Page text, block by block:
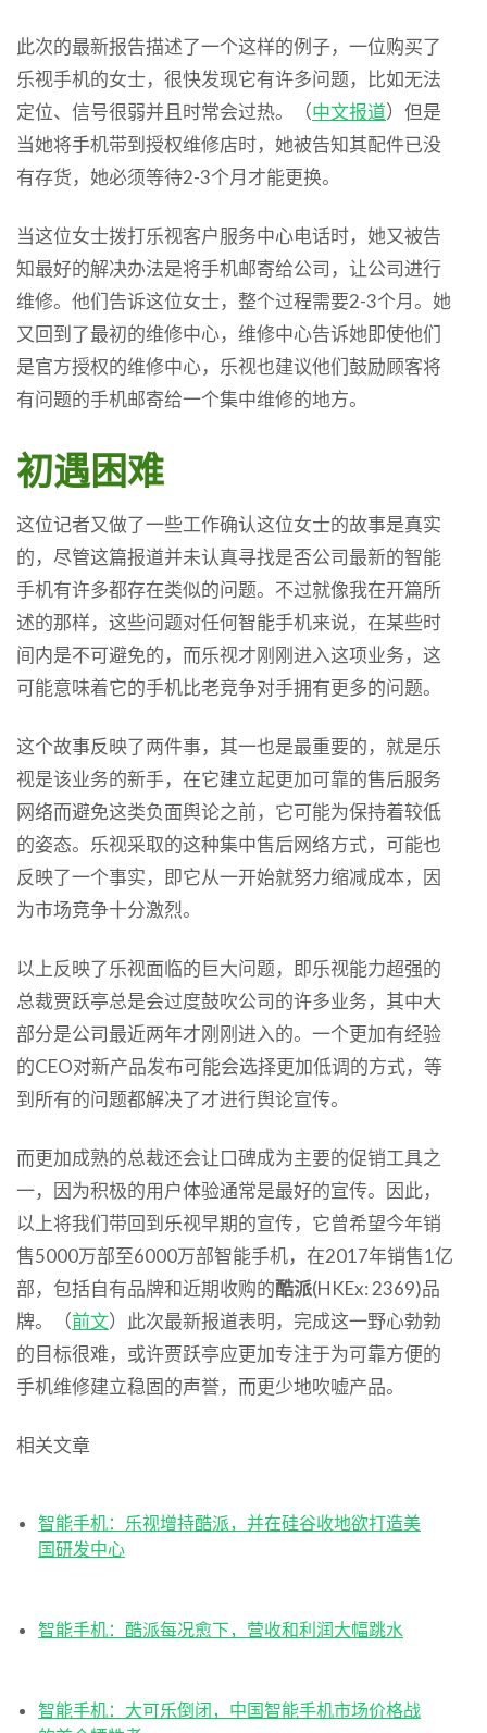
此次的最新报告描述了一个这样的例子，一位购买了
乐视手机的女士，很快发现它有许多问题，比如无法
定位、信号很弱并且时常会过热。（中文报道）但是
当她将手机带到授权维修店时，她被告知其配件已没
有存货，她必须等待2-3个月才能更换。
当这位女士拨打乐视客户服务中心电话时，她又被告
知最好的解决办法是将手机邮寄给公司，让公司进行
维修。他们告诉这位女士，整个过程需要2-3个月。她
又回到了最初的维修中心，维修中心告诉她即使他们
是官方授权的维修中心，乐视也建议他们鼓励顾客将
有问题的手机邮寄给一个集中维修的地方。
初遇困难
这位记者又做了一些工作确认这位女士的故事是真实
的，尽管这篇报道并未认真寻找是否公司最新的智能
手机有许多都存在类似的问题。不过就像我在开篇所
述的那样，这些问题对任何智能手机来说，在某些时
间内是不可避免的，而乐视才刚刚进入这项业务，这
可能意味着它的手机比老竞争对手拥有更多的问题。
这个故事反映了两件事，其一也是最重要的，就是乐
视是该业务的新手，在它建立起更加可靠的售后服务
网络而避免这类负面舆论之前，它可能为保持着较低
的姿态。乐视采取的这种集中售后网络方式，可能也
反映了一个事实，即它从一开始就努力缩减成本，因
为市场竞争十分激烈。
以上反映了乐视面临的巨大问题，即乐视能力超强的
总裁贾跃亭总是会过度鼓吹公司的许多业务，其中大
部分是公司最近两年才刚刚进入的。一个更加有经验
的CEO对新产品发布可能会选择更加低调的方式，等
到所有的问题都解决了才进行舆论宣传。
而更加成熟的总裁还会让口碑成为主要的促销工具之
一，因为积极的用户体验通常是最好的宣传。因此，
以上将我们带回到乐视早期的宣传，它曾希望今年销
售5000万部至6000万部智能手机，在2017年销售1亿
部，包括自有品牌和近期收购的酷派(HKEx: 2369)品
牌。（前文）此次最新报道表明，完成这一野心勃勃
的目标很难，或许贾跃亭应更加专注于为可靠方便的
手机维修建立稳固的声誉，而更少地吹嘘产品。
相关文章
智能手机：乐视增持酷派，并在硅谷收地欲打造美
国研发中心
智能手机：酷派每况愈下，营收和利润大幅跳水
智能手机：大可乐倒闭，中国智能手机市场价格战